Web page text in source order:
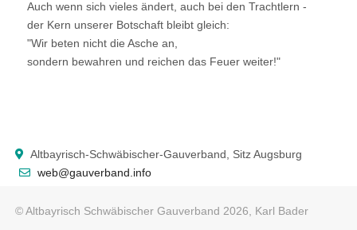
Auch wenn sich vieles ändert, auch bei den Trachtlern -
der Kern unserer Botschaft bleibt gleich:
"Wir beten nicht die Asche an,
sondern bewahren und reichen das Feuer weiter!"
Altbayrisch-Schwäbischer-Gauverband, Sitz Augsburg
web@gauverband.info
© Altbayrisch Schwäbischer Gauverband 2026, Karl Bader